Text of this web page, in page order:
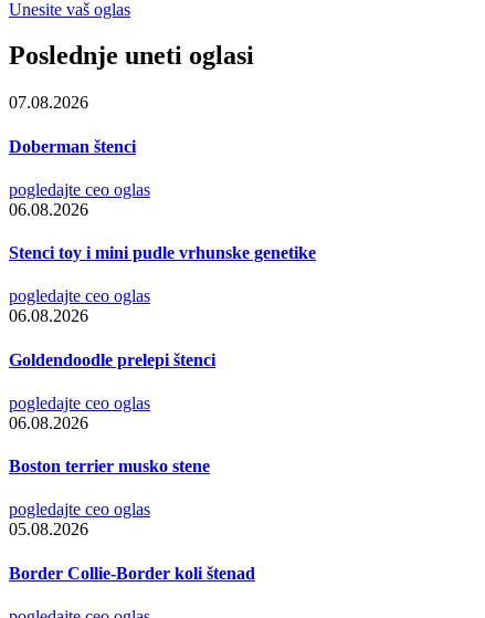
Unesite vaš oglas
Poslednje uneti oglasi
07.08.2026
Doberman štenci
pogledajte ceo oglas
06.08.2026
Stenci toy i mini pudle vrhunske genetike
pogledajte ceo oglas
06.08.2026
Goldendoodle prelepi štenci
pogledajte ceo oglas
06.08.2026
Boston terrier musko stene
pogledajte ceo oglas
05.08.2026
Border Collie-Border koli štenad